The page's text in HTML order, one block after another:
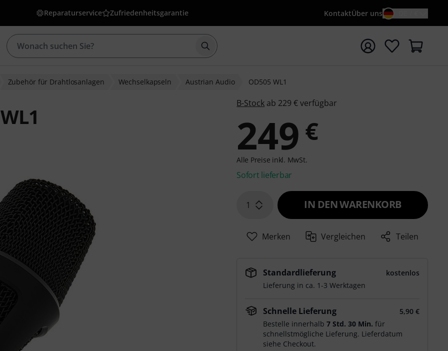
Reparaturservice Zufriedenheitsgarantie KontaktÜber uns
Suche mit Suchwort {searchTerm} starten
Zubehör für Drahtlosanlagen Wechselkapseln Austrian Audio OD505 WL1
B-Stock ab 229 € verfügbar
249 €
Alle Preise inkl. MwSt.
Sofort lieferbar
1 IN DEN WARENKORB
Merken Vergleichen Teilen
Standardlieferung
kostenlos
Lieferung in ca. 1-3 Werktagen
Schnelle Lieferung
5,90 €
Bestelle innerhalb7 Std. 30 Min. für
schnellstmögliche Lieferung. Lieferdatum
siehe Checkout.